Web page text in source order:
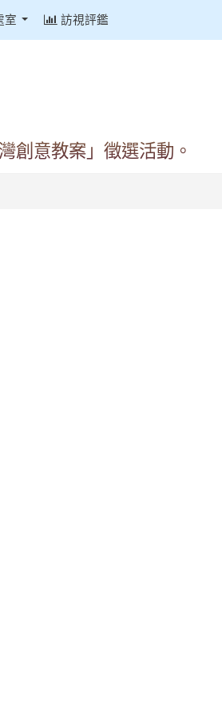
室 訪視評鑑
創意教案」徵選活動。